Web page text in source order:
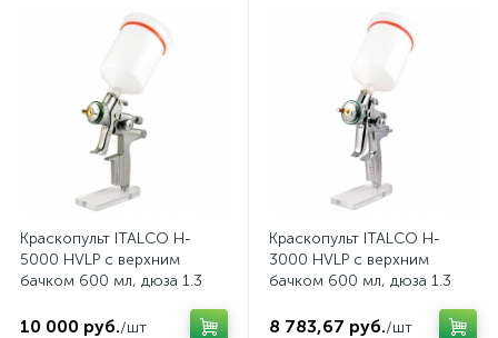
Краскопульт ITALCO H-
5000 HVLP с верхним
бачком 600 мл, дюза 1.3
10 000 руб./шт
Краскопульт ITALCO H-
3000 HVLP с верхним
бачком 600 мл, дюза 1.3
8 783,67 руб./шт